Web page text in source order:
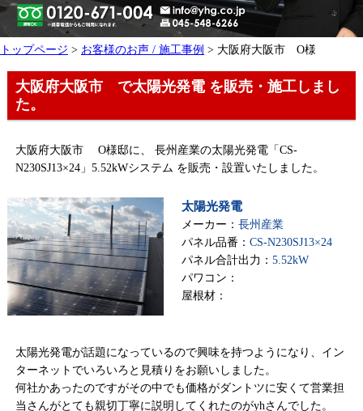
トップページ > お客様のお声 / 施工事例 > 大阪府大阪市 O様
大阪府大阪市 で太陽光発電 を販売・施工しまし
た。
大阪府大阪市 O様邸に、 長州産業の太陽光発電「CS-
N230SJ13×24」5.52kWシステム を販売・設置いたしました。
太陽光発電
メーカー： 長州産業
パネル品番： CS-N230SJ13×24
パネル合計出力： 5.52kW
パワコン：
屋根材：
太陽光発電が話題になっているので興味を持つようになり、イン
ターネットでいろいろと見積りをお願いしました。
何社かあったのですがその中でも価格がダントツに安くて営業担
当さんがとても親切丁寧に説明してくれたのがyhさんでした。